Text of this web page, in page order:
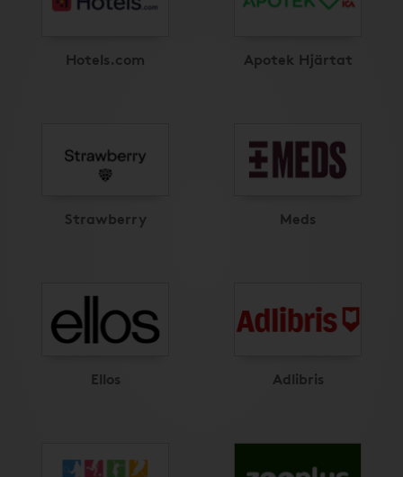
Hotels.com Apotek Hjärtat
Strawberry Meds
Ellos Adlibris